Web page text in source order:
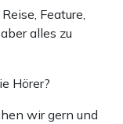
Feature,
alles zu
Hörer?
wir gern und